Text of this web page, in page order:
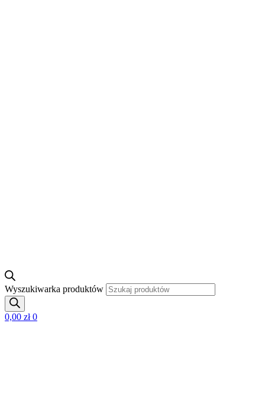
Wyszukiwarka produktów
0,00 zł 0